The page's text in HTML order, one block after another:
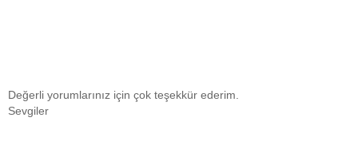
Değerli yorumlarınız için çok teşekkür ederim.
Sevgiler